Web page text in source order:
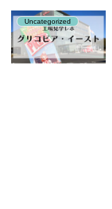
Uncategorized